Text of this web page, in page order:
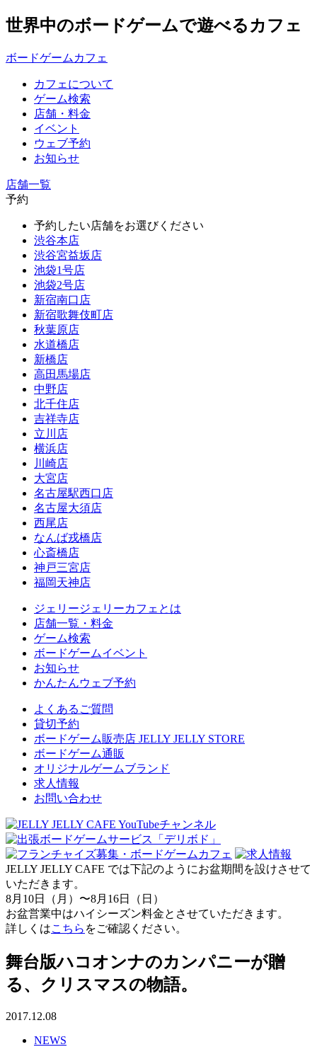
世界中のボードゲームで遊べるカフェ
ボードゲームカフェ
カフェについて
ゲーム検索
店舗・料金
イベント
ウェブ予約
お知らせ
店舗一覧
予約
予約したい店舗をお選びください
渋谷本店
渋谷宮益坂店
池袋1号店
池袋2号店
新宿南口店
新宿歌舞伎町店
秋葉原店
水道橋店
新橋店
高田馬場店
中野店
北千住店
吉祥寺店
立川店
横浜店
川崎店
大宮店
名古屋駅西口店
名古屋大須店
西尾店
なんば戎橋店
心斎橋店
神戸三宮店
福岡天神店
ジェリージェリーカフェとは
店舗一覧・料金
ゲーム検索
ボードゲームイベント
お知らせ
かんたんウェブ予約
よくあるご質問
貸切予約
ボードゲーム販売店 JELLY JELLY STORE
ボードゲーム通販
オリジナルゲームブランド
求人情報
お問い合わせ
JELLY JELLY CAFE では下記のようにお盆期間を設けさせて
いただきます。
8月10日（月）〜8月16日（日）
お盆営業中はハイシーズン料金とさせていただきます。
詳しくはこちら をご確認ください。
舞台版ハコオンナのカンパニーが贈
る、クリスマスの物語。
2017.12.08
NEWS